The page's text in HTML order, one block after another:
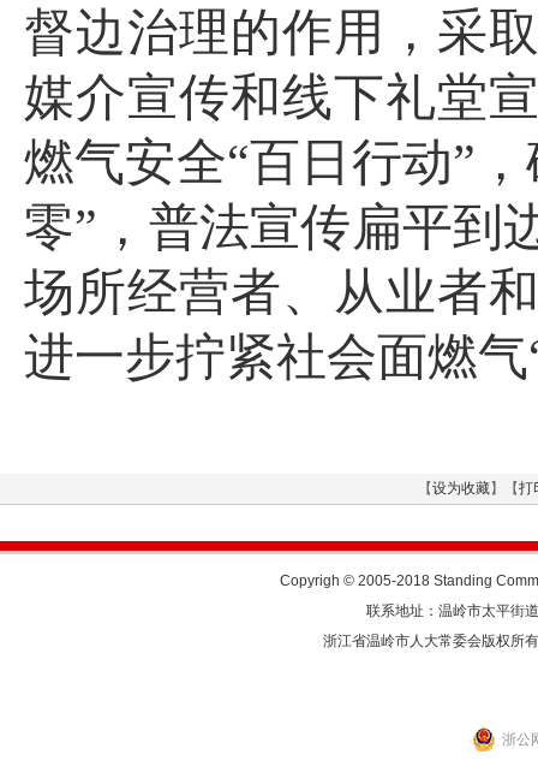
督边治理的作用，采
媒介宣传和线下礼堂
燃气安全“百日行动”
零”，普法宣传扁平到
场所经营者、从业者
进一步拧紧社会面燃气
【设为收藏】【打
Copyrigh © 2005-2018 Standing
联系地址：温岭市太平
浙江省温岭市人大常委会版权所
浙公